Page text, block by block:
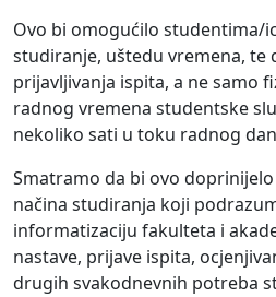
Ovo bi omogućilo studentima/
studiranje, uštedu vremena, te
prijavljivanja ispita, a ne samo
radnog vremena studentske
nekoliko sati u toku radnog
Smatramo da bi ovo
načina studiranja koji
informatizaciju fakulteta i
nastave, prijave ispita,
drugih svakodnevnih potreba